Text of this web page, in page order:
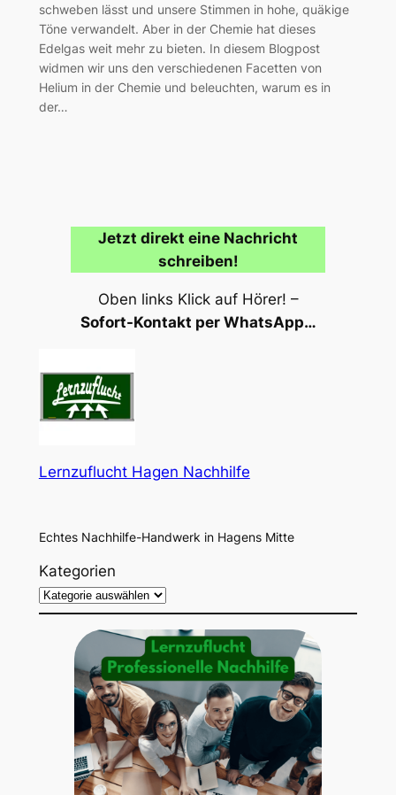
schweben lässt und unsere Stimmen in hohe, quäkige
Töne verwandelt. Aber in der Chemie hat dieses
Edelgas weit mehr zu bieten. In diesem Blogpost
widmen wir uns den verschiedenen Facetten von
Helium in der Chemie und beleuchten, warum es in
der…
Jetzt direkt eine Nachricht
schreiben!
Oben links Klick auf Hörer! –
Sofort-Kontakt per WhatsApp…
Lernzuflucht Hagen Nachhilfe
Echtes Nachhilfe-Handwerk in Hagens Mitte
Kategorien